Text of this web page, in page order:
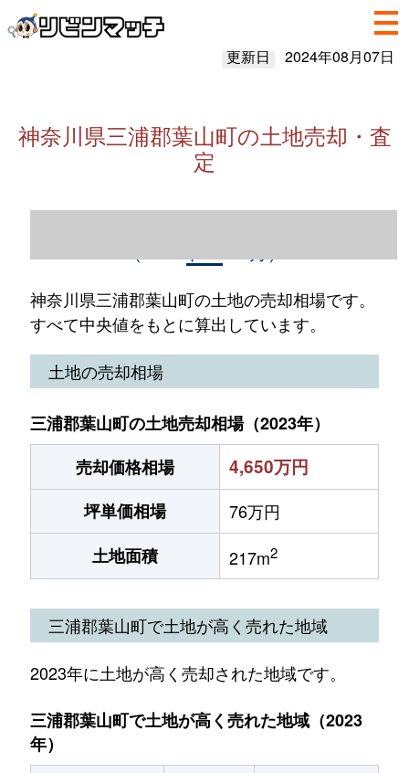
更新日 2024年08月07日
神奈川県三浦郡葉山町の土地売却・査
定
神奈川県三浦郡葉山町の土地の売却相場です。
すべて中央値をもとに算出しています。
土地の売却相場
三浦郡葉山町の土地売却相場（2023年）
売却価格相場
4,650万円
坪単価相場
76万円
土地面積
217m2
三浦郡葉山町で土地が高く売れた地域
2023年に土地が高く売却された地域です。
三浦郡葉山町で土地が高く売れた地域（2023
年）